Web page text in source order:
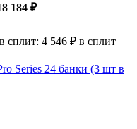
184 ₽
сплит: 4 546 ₽ в сплит
Series 24 банки (3 шт в